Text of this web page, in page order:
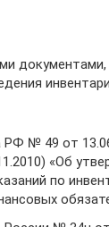
№ 49 от
«Об
по